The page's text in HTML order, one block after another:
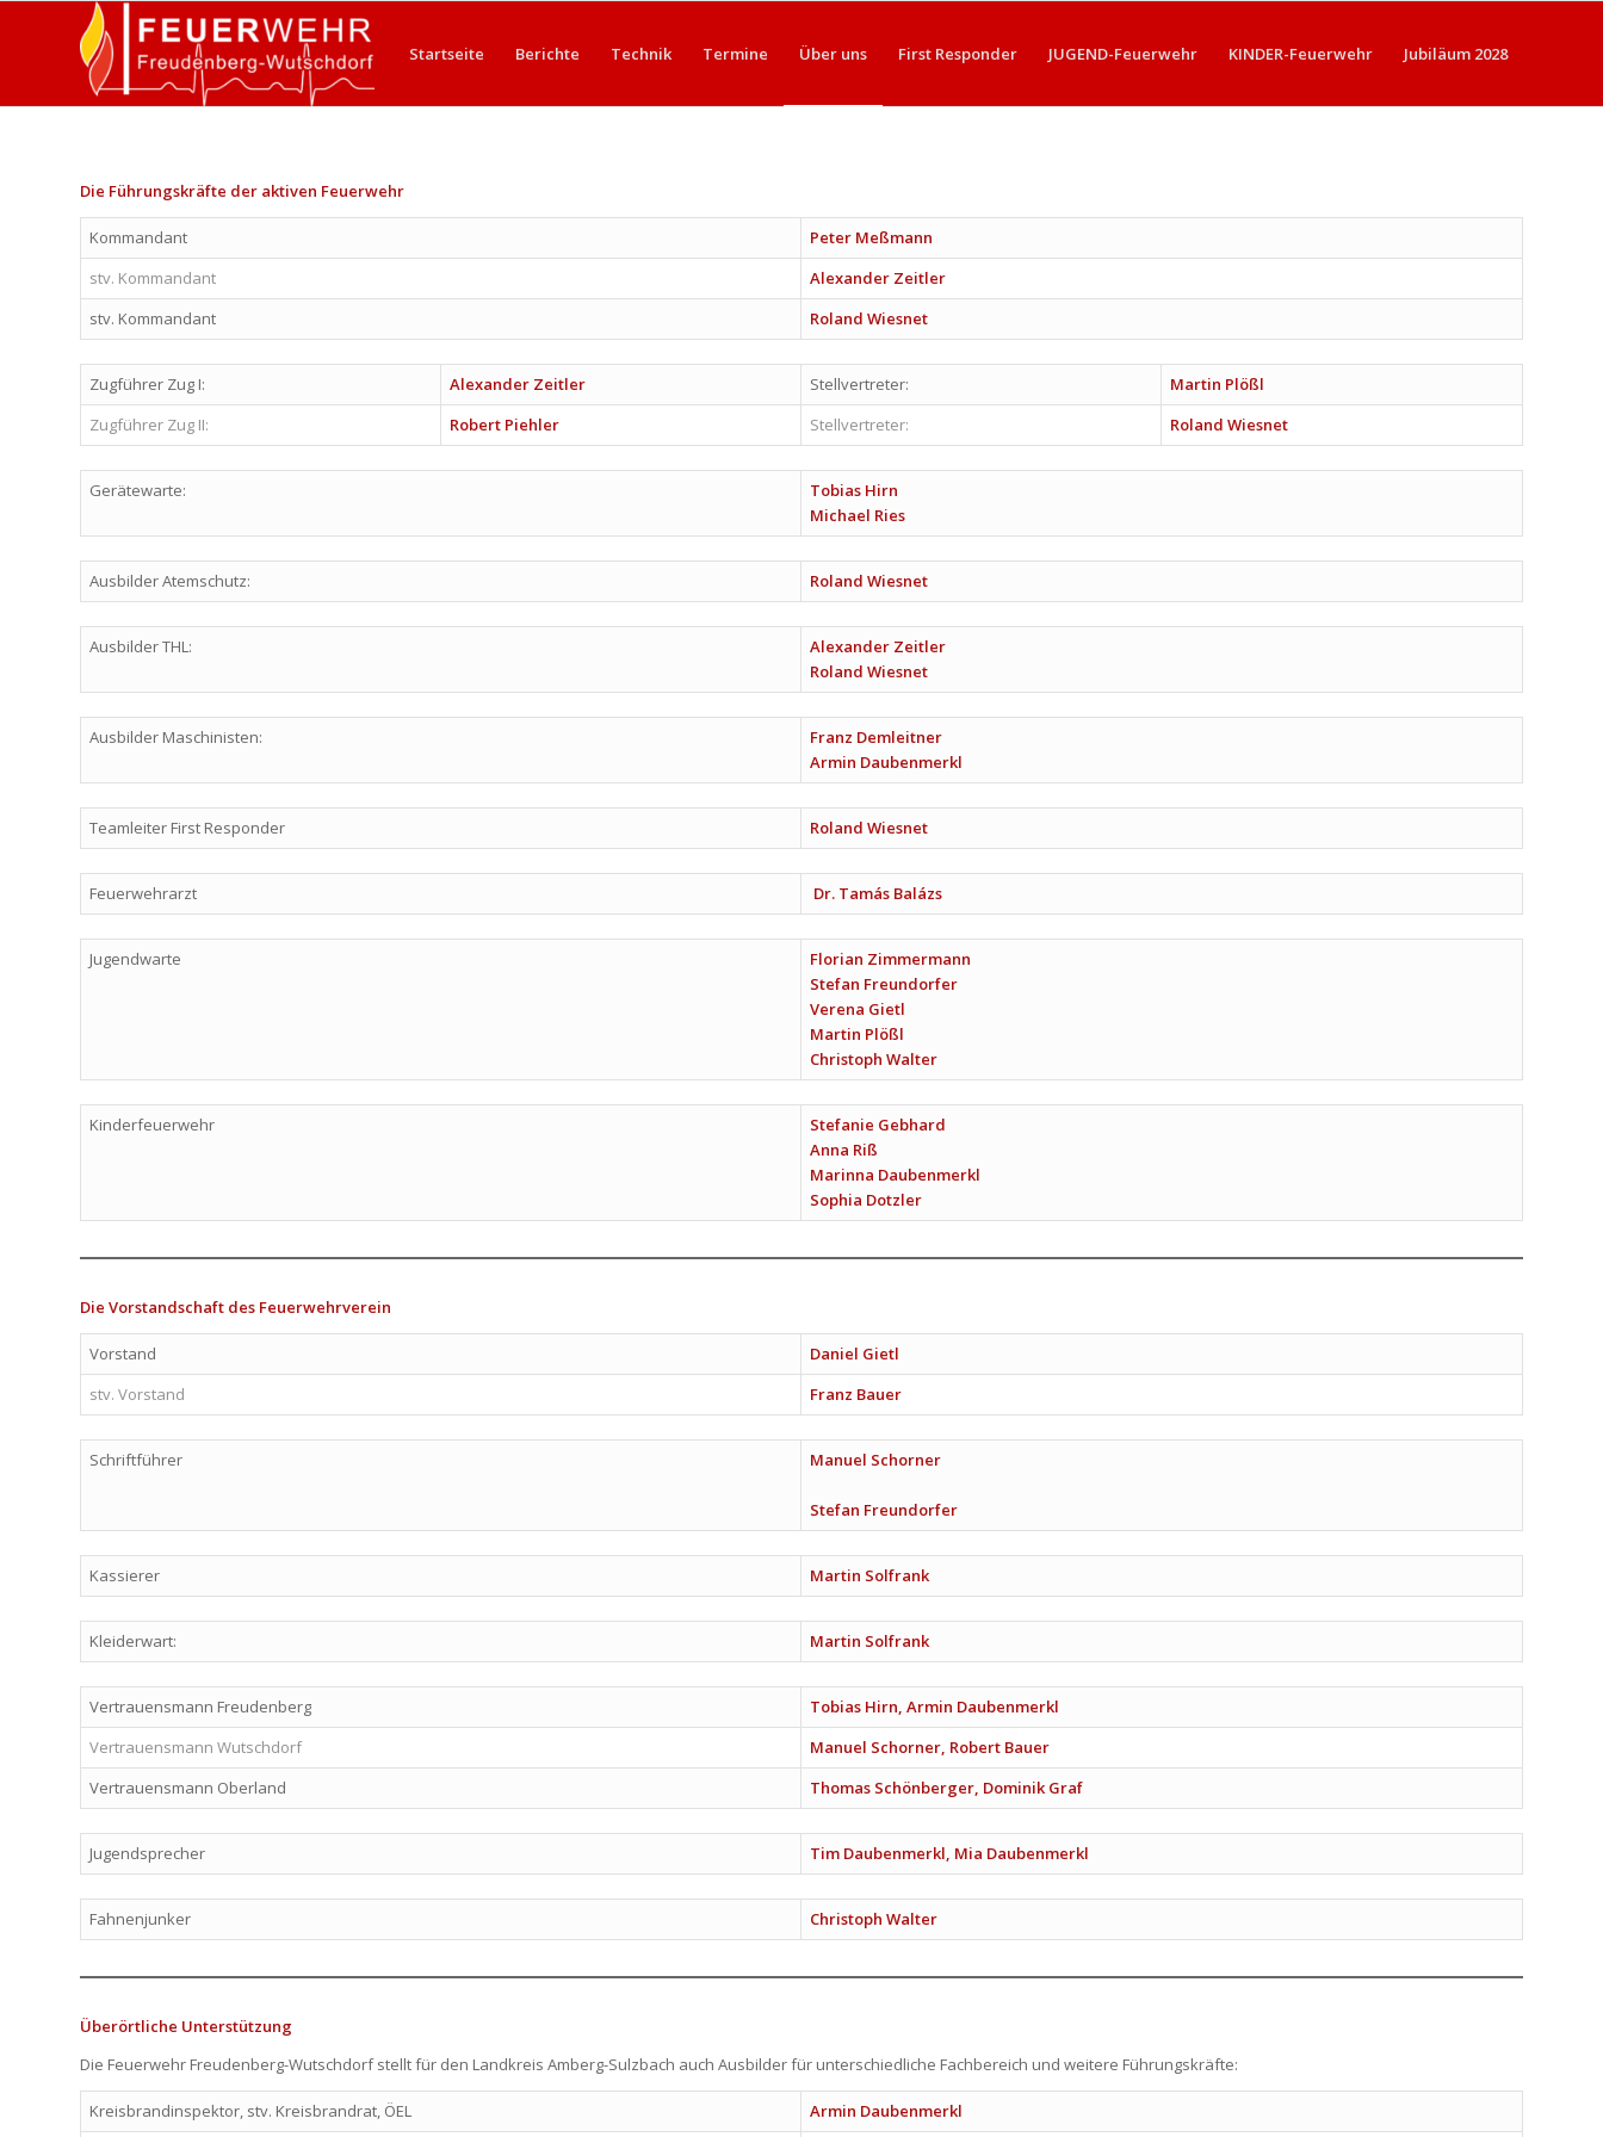
Startseite Berichte Technik Termine Über uns First Responder JUGEND-Feuerwehr KINDER-Feuerwehr Jubiläum 2028
Die Führungskräfte der aktiven Feuerwehr
Kommandant
Peter Meßmann
stv. Kommandant
Alexander Zeitler
stv. Kommandant
Roland Wiesnet
Zugführer Zug I: Alexander Zeitler Stellvertreter:
Martin Plößl
Zugführer Zug II:
Robert Piehler Stellvertreter: Roland Wiesnet
Gerätewarte:
Tobias Hirn
Michael Ries
Ausbilder Atemschutz: Roland Wiesnet
Ausbilder THL:
Alexander Zeitler
Roland Wiesnet
Ausbilder Maschinisten:
Franz Demleitner
Armin Daubenmerkl
Teamleiter First Responder Roland Wiesnet
Feuerwehrarzt Dr. Tamás Balázs
Jugendwarte
Florian Zimmermann
Stefan Freundorfer
Verena Gietl
Martin Plößl
Christoph Walter
Kinderfeuerwehr
Stefanie Gebhard
Anna Riß
Marinna Daubenmerkl
Sophia Dotzler
Die Vorstandschaft des Feuerwehrverein
Vorstand
Daniel Gietl
stv. Vorstand
Franz Bauer
Schriftführer Manuel Schorner
Stefan Freundorfer
Kassierer Martin Solfrank
Kleiderwart: Martin Solfrank
Vertrauensmann Freudenberg
Tobias Hirn, Armin Daubenmerkl
Vertrauensmann Wutschdorf
Manuel Schorner, Robert Bauer
Vertrauensmann Oberland
Thomas Schönberger, Dominik Graf
Jugendsprecher Tim Daubenmerkl, Mia Daubenmerkl
Fahnenjunker Christoph Walter
Überörtliche Unterstützung
Die Feuerwehr Freudenberg-Wutschdorf stellt für den Landkreis Amberg-Sulzbach auch Ausbilder für unterschiedliche Fachbereich und weitere Führungskräfte:
Kreisbrandinspektor, stv. Kreisbrandrat, ÖEL Armin Daubenmerkl